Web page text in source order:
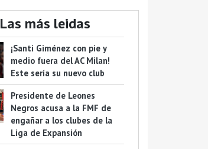
Las más leidas
¡Santi Giménez con pie y
medio fuera del AC Milan!
Este sería su nuevo club
Presidente de Leones
Negros acusa a la FMF de
engañar a los clubes de la
Liga de Expansión